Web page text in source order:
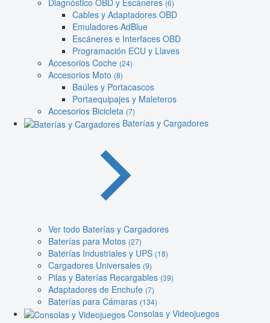
(6)
Cables y Adaptadores OBD
Emuladores AdBlue
Escáneres e Interfaces OBD
Programación ECU y Llaves
Accesorios Coche (24)
Accesorios Moto (8)
Baúles y Portacascos
Portaequipajes y Maleteros
Accesorios Bicicleta (7)
Baterías y Cargadores
Ver todo Baterías y Cargadores
Baterías para Motos (27)
Baterías Industriales y UPS (18)
Cargadores Universales (9)
Pilas y Baterías Recargables (39)
Adaptadores de Enchufe (7)
Baterías para Cámaras (134)
Consolas y Videojuegos